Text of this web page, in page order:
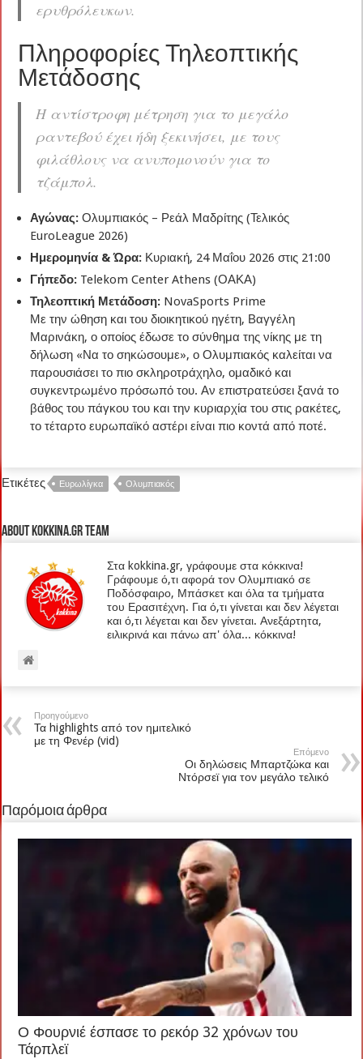
ερυθρόλευκων.
Πληροφορίες Τηλεοπτικής
Μετάδοσης
Η αντίστροφη μέτρηση για το μεγάλο
ραντεβού έχει ήδη ξεκινήσει, με τους
φιλάθλους να ανυπομονούν για το
τζάμπολ.
Αγώνας: Ολυμπιακός – Ρεάλ Μαδρίτης (Τελικός
EuroLeague 2026)
Ημερομηνία & Ώρα: Κυριακή, 24 Μαΐου 2026 στις 21:00
Γήπεδο: Telekom Center Athens (ΟΑΚΑ)
Τηλεοπτική Μετάδοση: NovaSports Prime
Με την ώθηση και του διοικητικού ηγέτη, Βαγγέλη
Μαρινάκη, ο οποίος έδωσε το σύνθημα της νίκης με τη
δήλωση «Να το σηκώσουμε», ο Ολυμπιακός καλείται να
παρουσιάσει το πιο σκληροτράχηλο, ομαδικό και
συγκεντρωμένο πρόσωπό του. Αν επιστρατεύσει ξανά το
βάθος του πάγκου του και την κυριαρχία του στις ρακέτες,
το τέταρτο ευρωπαϊκό αστέρι είναι πιο κοντά από ποτέ.
Ετικέτες Ευρωλίγκα Ολυμπιακός
About kokkina.gr TEAM
Στα kokkina.gr, γράφουμε στα κόκκινα!
Γράφουμε ό,τι αφορά τον Ολυμπιακό σε
Ποδόσφαιρο, Μπάσκετ και όλα τα τμήματα
του Ερασιτέχνη. Για ό,τι γίνεται και δεν λέγεται
και ό,τι λέγεται και δεν γίνεται. Ανεξάρτητα,
ειλικρινά και πάνω απ' όλα... κόκκινα!
Προηγούμενο
Τα highlights από τον ημιτελικό
με τη Φενέρ (vid)
Επόμενο
Οι δηλώσεις Μπαρτζώκα και
Ντόρσεϊ για τον μεγάλο τελικό
Παρόμοια άρθρα
Ο Φουρνιέ έσπασε το ρεκόρ 32 χρόνων του
Τάρπλεϊ